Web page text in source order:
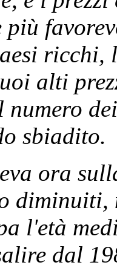
più
ricchi,
alti
numero
sbiadito.
ora
diminuiti,
l'età
dal